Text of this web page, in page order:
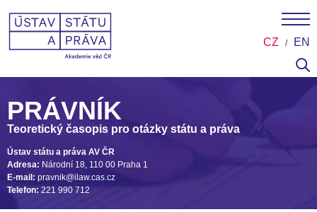
CZ EN
PRÁVNÍK
Teoretický časopis pro otázky státu a práva
Ústav státu a práva AV ČR
Adresa: Národní 18, 110 00 Praha 1
E-mail: pravnik@ilaw.cas.cz
Telefon: 221 990 712